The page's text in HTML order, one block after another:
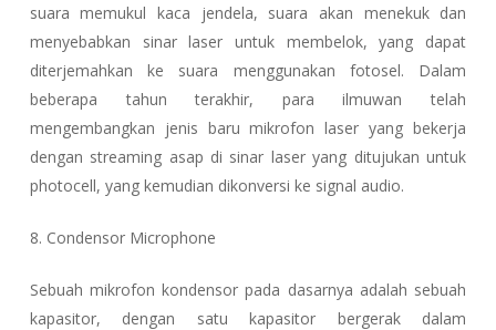
suara memukul kaca jendela, suara akan menekuk dan
menyebabkan sinar laser untuk membelok, yang dapat
diterjemahkan ke suara menggunakan fotosel. Dalam
beberapa tahun terakhir, para ilmuwan telah
mengembangkan jenis baru mikrofon laser yang bekerja
dengan streaming asap di sinar laser yang ditujukan untuk
photocell, yang kemudian dikonversi ke signal audio.
8. Condensor Microphone
Sebuah mikrofon kondensor pada dasarnya adalah sebuah
kapasitor, dengan satu kapasitor bergerak dalam